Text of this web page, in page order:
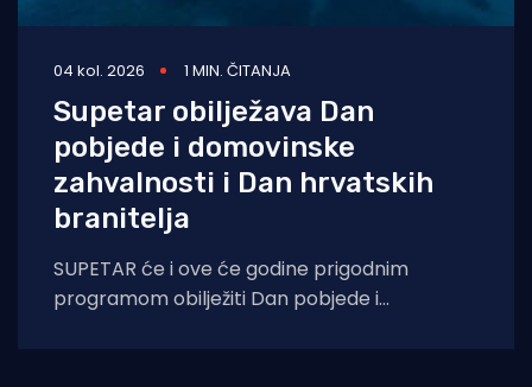
04 kol. 2026 1 MIN. ČITANJA
Supetar obilježava Dan
pobjede i domovinske
zahvalnosti i Dan hrvatskih
branitelja
SUPETAR će i ove će godine prigodnim
programom obilježiti Dan pobjede i